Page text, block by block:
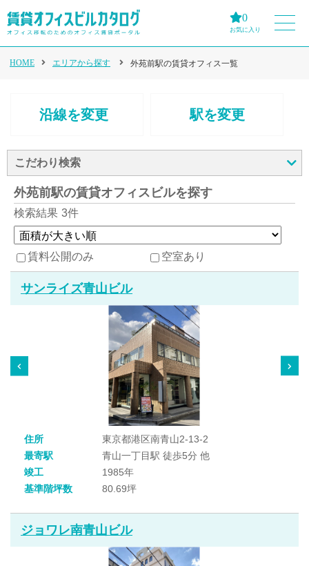
0
お気に入り
HOME エリアから探す 外苑前駅の賃貸オフィス一覧
沿線を変更 駅を変更
こだわり検索
外苑前駅の賃貸オフィスビルを探す
検索結果 3件
賃料公開のみ 空室あり
サンライズ青山ビル
住所
東京都港区南青山2-13-2
最寄駅
青山一丁目駅 徒歩5分 他
竣工
1985年
基準階坪数
80.69坪
ジョワレ南青山ビル